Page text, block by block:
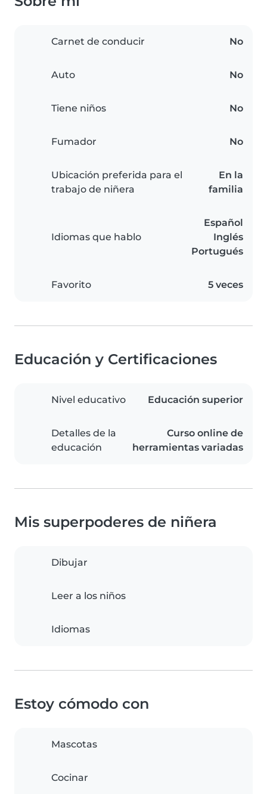
Carnet de conducir No
Auto No
Tiene niños No
Fumador No
Ubicación preferida para el
trabajo de niñera
En la
familia
Idiomas que hablo
Español
Inglés
Portugués
Favorito 5 veces
Educación y Certificaciones
Nivel educativo Educación superior
Detalles de la
educación
Curso online de
herramientas variadas
Mis superpoderes de niñera
Dibujar
Leer a los niños
Idiomas
Estoy cómodo con
Mascotas
Cocinar